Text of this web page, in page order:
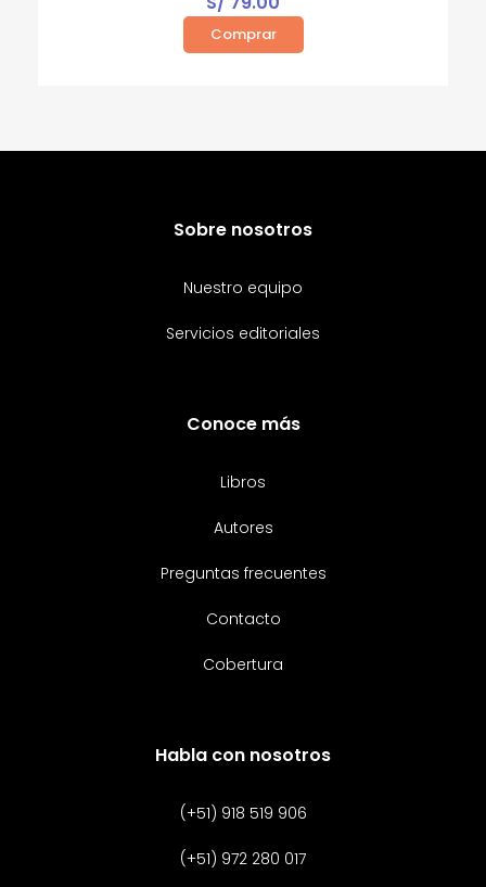
Comprar
Sobre nosotros
Nuestro equipo
Servicios editoriales
Conoce más
Libros
Autores
Preguntas frecuentes
Contacto
Cobertura
Habla con nosotros
(+51) 918 519 906
(+51) 972 280 017